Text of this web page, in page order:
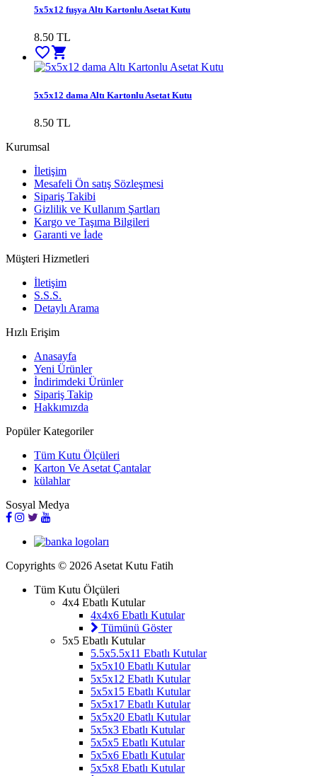
5x5x12 fuşya Altı Kartonlu Asetat Kutu
8.50 TL
favorite_bordershopping_cart
5x5x12 dama Altı Kartonlu Asetat Kutu
8.50 TL
Kurumsal
İletişim
Mesafeli Ön satış Sözleşmesi
Sipariş Takibi
Gizlilik ve Kullanım Şartları
Kargo ve Taşıma Bilgileri
Garanti ve İade
Müşteri Hizmetleri
İletişim
S.S.S.
Detaylı Arama
Hızlı Erişim
Anasayfa
Yeni Ürünler
İndirimdeki Ürünler
Sipariş Takip
Hakkımızda
Popüler Kategoriler
Tüm Kutu Ölçüleri
Karton Ve Asetat Çantalar
külahlar
Sosyal Medya
Copyrights © 2026 Asetat Kutu Fatih
Tüm Kutu Ölçüleri
4x4 Ebatlı Kutular
4x4x6 Ebatlı Kutular
Tümünü Göster
5x5 Ebatlı Kutular
5.5x5.5x11 Ebatlı Kutular
5x5x10 Ebatlı Kutular
5x5x12 Ebatlı Kutular
5x5x15 Ebatlı Kutular
5x5x17 Ebatlı Kutular
5x5x20 Ebatlı Kutular
5x5x3 Ebatlı Kutular
5x5x5 Ebatlı Kutular
5x5x6 Ebatlı Kutular
5x5x8 Ebatlı Kutular